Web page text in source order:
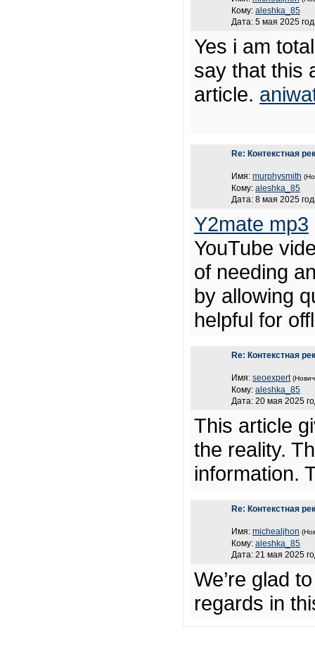
Кому: aleshka_85
Дата: 5 мая 2025
Yes i am
say that this
article.
Re: Контекстная
Имя: murphysmith
Кому: aleshka_85
Дата: 8 мая 2025
Y2mate mp3
YouTube
of needing
by allowing
helpful for
Re: Контекстная
Имя: seoexpert
Кому: aleshka_85
Дата: 20 мая 2025
This article
the reality.
information.
Re: Контекстная
Имя: michealjhon
Кому: aleshka_85
Дата: 21 мая 2025
We’re glad
regards in